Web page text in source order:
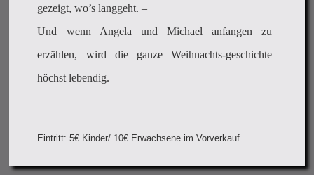
gezeigt, wo’s langgeht. –
Und wenn Angela und Michael anfangen zu
erzählen, wird die ganze Weihnachts-geschichte
höchst lebendig.
Eintritt: 5€ Kinder/ 10€ Erwachsene im Vorverkauf